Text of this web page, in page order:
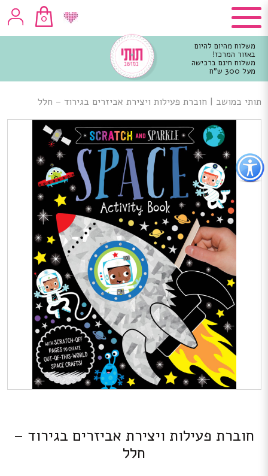
כפתור
לפתיחת
תפריט
נגישות
0
משלוח מהיום להיום
באזור המרכז!
משלוח חינם ברכישה
מעל 300 ש"ח
מרכזי
תותי במושב | חוברת פעילות ויצירת אביזרים בגירוד – חלל
חוברת פעילות ויצירת אביזרים בגירוד –
חלל